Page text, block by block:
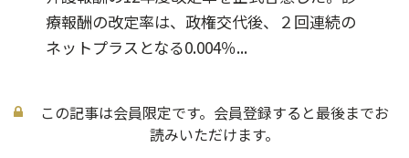
療報酬の改定率は、政権交代後、２回連続の
ネットプラスとなる0.004％...
この記事は会員限定です。会員登録すると最後までお
読みいただけます。